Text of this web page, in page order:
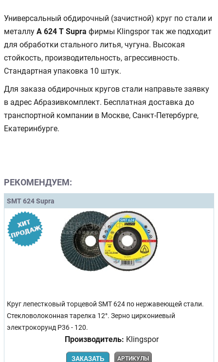
Универсальный обдирочный (зачистной) круг по стали и
металлу A 624 T Supra фирмы Klingspor так же подходит
для обработки стального литья, чугуна. Высокая
стойкость, производительность, агрессивность.
Стандартная упаковка 10 штук.
Для заказа обдирочных кругов стали направьте заявку
в адрес Абразивкомплект. Бесплатная доставка до
транспортной компании в Москве, Санкт-Петербурге,
Екатеринбурге.
РЕКОМЕНДУЕМ:
SMT 624 Supra
Круг лепестковый торцевой SMT 624 по нержавеющей стали.
Стекловолоконная тарелка 12°. Зерно циркониевый
электрокорунд Р36 - 120.
Производитель: Klingspor
ЗАКАЗАТЬ АРТИКУЛЫ